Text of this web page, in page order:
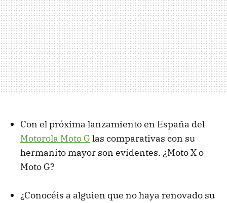
Con el próxima lanzamiento en España del
Motorola Moto Glas comparativas con su
hermanito mayor son evidentes. ¿Moto X o
Moto G?
¿Conocéis a alguien que no haya renovado su